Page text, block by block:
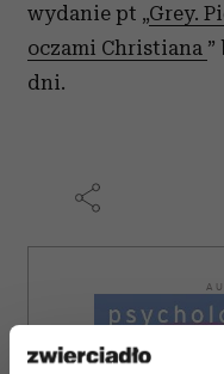
wydanie pt „Grey.
oczami Christiana
dni.